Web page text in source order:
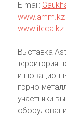
E-mail:
www.amm.kz
www.iteca.kz
Выставка
территория
горно-
участники